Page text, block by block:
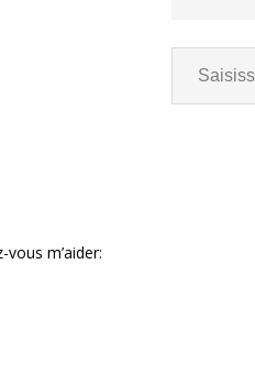
m’aider: